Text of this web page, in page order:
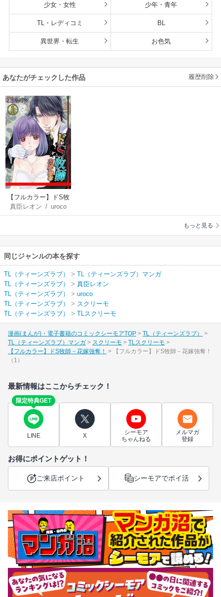
少女・女性 少年・青年
TL・レディコミ BL
異世界・転生 お色気
あなたがチェックした作品 履歴削除
【フルカラー】ドS牧
師－花嫁強奪！
真臣レオン / uroco
もっと見る
同じジャンルの本を探す
TL（ティーンズラブ） > TL（ティーンズラブ）マンガ
TL（ティーンズラブ）
> 真臣レオン
TL（ティーンズラブ）
> uroco
TL（ティーンズラブ）
> スクリーモ
TL（ティーンズラブ）
> TLスクリーモ
漫画(まんが)・電子書籍のコミックシーモアTOP
TL（ティーンズラブ）
TL（ティーンズラブ）マンガ
スクリーモ
TLスクリーモ
【フルカラー】ドS牧師－花嫁強奪！
【フルカラー】ドS牧師－花嫁強奪！
（1）
最新情報はここからチェック！
限定特典GET
LINE X
シーモア
ちゃんねる
メルマガ
登録
お得にポイントゲット！
ご来店ポイント シーモアでポイ活